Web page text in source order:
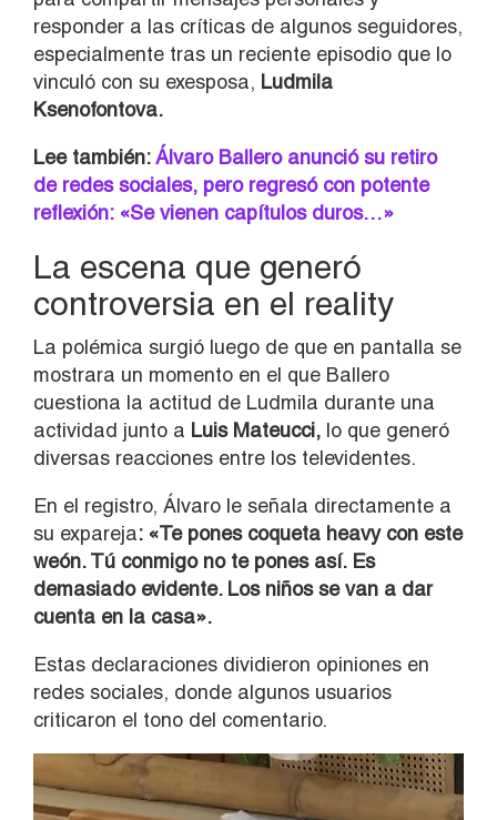
responder a las críticas de algunos seguidores,
especialmente tras un reciente episodio que lo
vinculó con su exesposa, Ludmila
Ksenofontova.
Lee también:Álvaro Ballero anunció su retiro
de redes sociales, pero regresó con potente
reflexión: «Se vienen capítulos duros…»
La escena que generó
controversia en el reality
La polémica surgió luego de que en pantalla se
mostrara un momento en el que Ballero
cuestiona la actitud de Ludmila durante una
actividad junto a Luis Mateucci, lo que generó
diversas reacciones entre los televidentes.
En el registro, Álvaro le señala directamente a
su expareja: «Te pones coqueta heavy con este
weón. Tú conmigo no te pones así. Es
demasiado evidente. Los niños se van a dar
cuenta en la casa».
Estas declaraciones dividieron opiniones en
redes sociales, donde algunos usuarios
criticaron el tono del comentario.
Reproductor
de
vídeo